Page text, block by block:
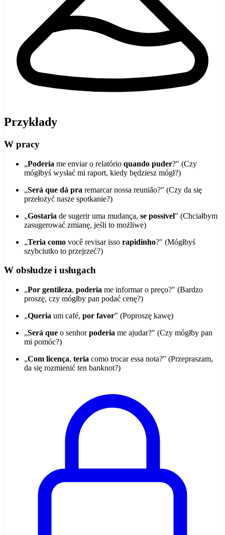
Przykłady
W pracy
„Poderia me enviar o relatório quando puder?" (Czy
mógłbyś wysłać mi raport, kiedy będziesz mógł?)
„Será que dá pra remarcar nossa reunião?" (Czy da się
przełożyć nasze spotkanie?)
„Gostaria de sugerir uma mudança, se possível" (Chciałbym
zasugerować zmianę, jeśli to możliwe)
„Teria como você revisar isso rapidinho?" (Mógłbyś
szybciutko to przejrzeć?)
W obsłudze i usługach
„Por gentileza, poderia me informar o preço?" (Bardzo
proszę, czy mógłby pan podać cenę?)
„Queria um café, por favor" (Poproszę kawę)
„Será que o senhorpoderia me ajudar?" (Czy mógłby pan
mi pomóc?)
„Com licença, teria como trocar essa nota?" (Przepraszam,
da się rozmienić ten banknot?)